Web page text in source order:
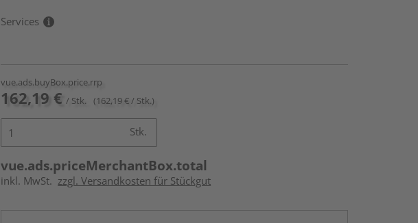
Services
vue.ads.buyBox.price.rrp
162,19 € / Stk. (162,19 € / Stk.)
Stk.
vue.ads.priceMerchantBox.total
inkl. MwSt. zzgl. Versandkosten für Stückgut